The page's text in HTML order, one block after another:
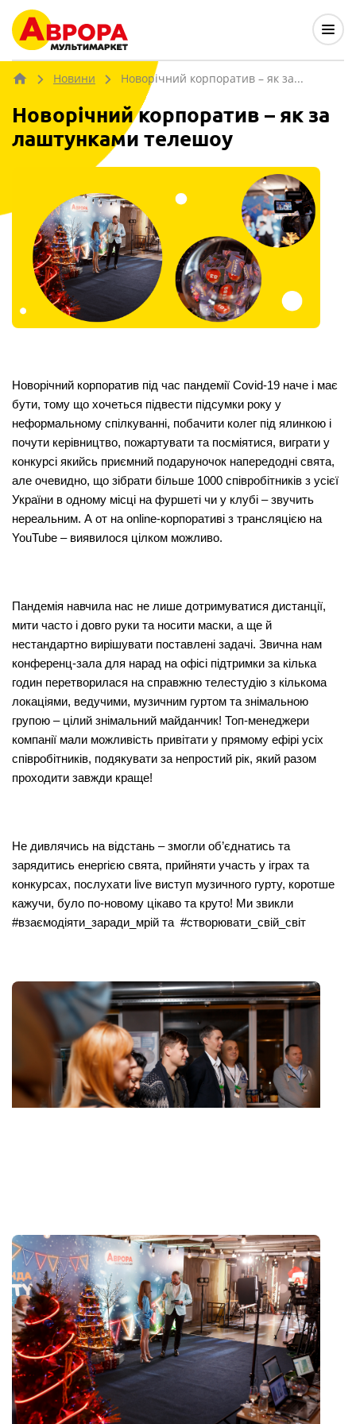
Новини Новорічний корпоратив – як за...
Новорічний корпоратив – як за
лаштунками телешоу
Новорічний корпоратив під час пандемії Covid-19 наче і має
бути, тому що хочеться підвести підсумки року у
неформальному спілкуванні, побачити колег під ялинкою і
почути керівництво, пожартувати та посміятися, виграти у
конкурсі якийсь приємний подаруночок напередодні свята,
але очевидно, що зібрати більше 1000 співробітників з усієї
України в одному місці на фуршеті чи у клубі – звучить
нереальним. А от на online-корпоративі з трансляцією на
YouTube – виявилося цілком можливо.
Пандемія навчила нас не лише дотримуватися дистанції,
мити часто і довго руки та носити маски, а ще й
нестандартно вирішувати поставлені задачі. Звична нам
конференц-зала для нарад на офісі підтримки за кілька
годин перетворилася на справжню телестудію з кількома
локаціями, ведучими, музичним гуртом та знімальною
групою – цілий знімальний майданчик! Топ-менеджери
компанії мали можливість привітати у прямому ефірі усіх
співробітників, подякувати за непростий рік, який разом
проходити завжди краще!
Не дивлячись на відстань – змогли об’єднатись та
зарядитись енергією свята, прийняти участь у іграх та
конкурсах, послухати live виступ музичного гурту, коротше
кажучи, було по-новому цікаво та круто! Ми звикли
#взаємодіяти_заради_мрій та #створювати_свій_світ